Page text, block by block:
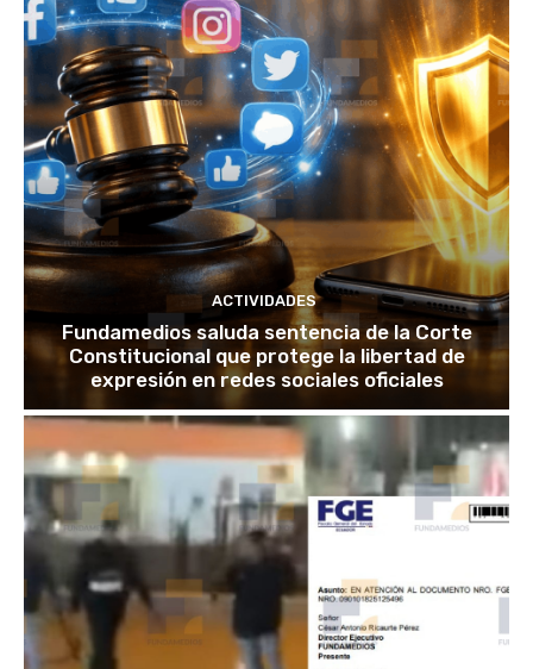
ACTIVIDADES
Fundamedios saluda sentencia de la Corte
Constitucional que protege la libertad de
expresión en redes sociales oficiales